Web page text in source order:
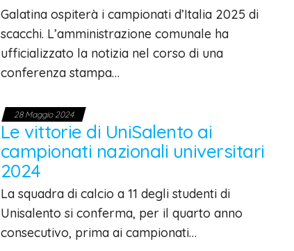
Galatina ospiterà i campionati d’Italia 2025 di
scacchi. L’amministrazione comunale ha
ufficializzato la notizia nel corso di una
conferenza stampa…
28 Maggio 2024
Le vittorie di UniSalento ai
campionati nazionali universitari
2024
La squadra di calcio a 11 degli studenti di
Unisalento si conferma, per il quarto anno
consecutivo, prima ai campionati…